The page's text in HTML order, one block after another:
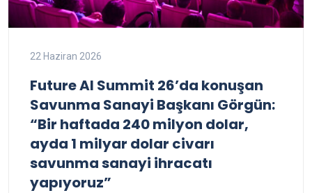
22 Haziran 2026
Future AI Summit 26’da konuşan
Savunma Sanayi Başkanı Görgün:
“Bir haftada 240 milyon dolar,
ayda 1 milyar dolar civarı
savunma sanayi ihracatı
yapıyoruz”